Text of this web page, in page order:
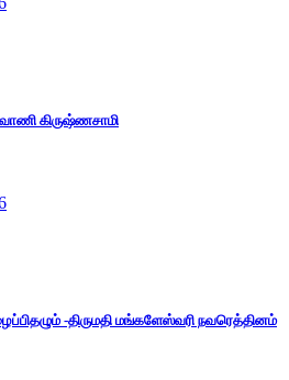
கிருஷ்ணசாமி
-திருமதி மங்களேஸ்வரி நவரெத்தினம்